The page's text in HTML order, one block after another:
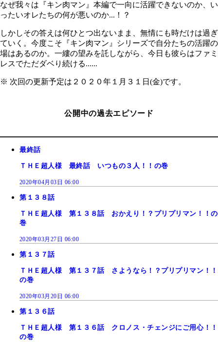
なぜ我々は『キン肉マン』本編で一向に活躍できないのか、い
ったいオレたちの何が悪いのか...！？
しかしその答えは何ひとつ出ないまま、無情にも時だけは過ぎ
ていく。今度こそ『キン肉マン』シリーズで自分たちの活躍の
場はあるのか。一縷の望みを託しながら、今日も彼らはファミ
レスでただダベり続ける......
※ 次回の更新予定は２０２０年１月３１日(金)です。
公開中の過去エピソード
最終話
ＴＨＥ超人様 最終話 いつもの３人！！の巻
2020年04月03日 06:00
第１３８話
ＴＨＥ超人様 第１３８話 おかえり！？プリプリマン！！の
巻
2020年03月27日 06:00
第１３７話
ＴＨＥ超人様 第１３７話 さようなら！？プリプリマン！！
の巻
2020年03月20日 06:00
第１３６話
ＴＨＥ超人様 第１３６話 クロノス・チェンジにご用心！！
の巻